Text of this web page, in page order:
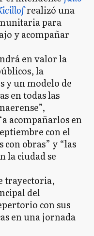
realizó una
para
y acompañar
en valor la
la
y un modelo de
en todas las
acompañarlos en
con el
con obras” y “las
la ciudad se
trayectoria,
del
con sus
en una jornada